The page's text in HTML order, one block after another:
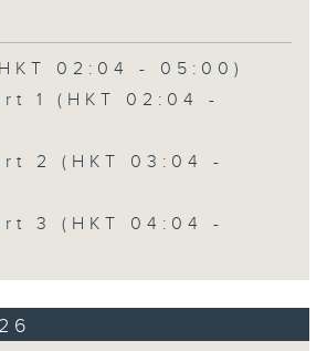
」
柳营步月」
何萍 主唱
东」
02:04 - 05:00)
1 (HKT 02:04 -
2 (HKT 03:04 -
3 (HKT 04:04 -